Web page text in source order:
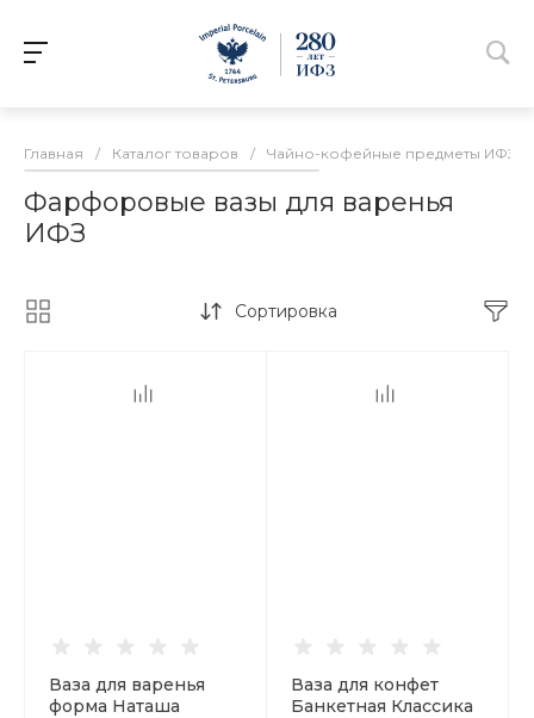
Главная / Каталог товаров / Чайно-кофейные предметы ИФЗ
Фарфоровые вазы для варенья
ИФЗ
Сортировка
Ваза для варенья
форма Наташа
Ваза для конфет
Банкетная Классика